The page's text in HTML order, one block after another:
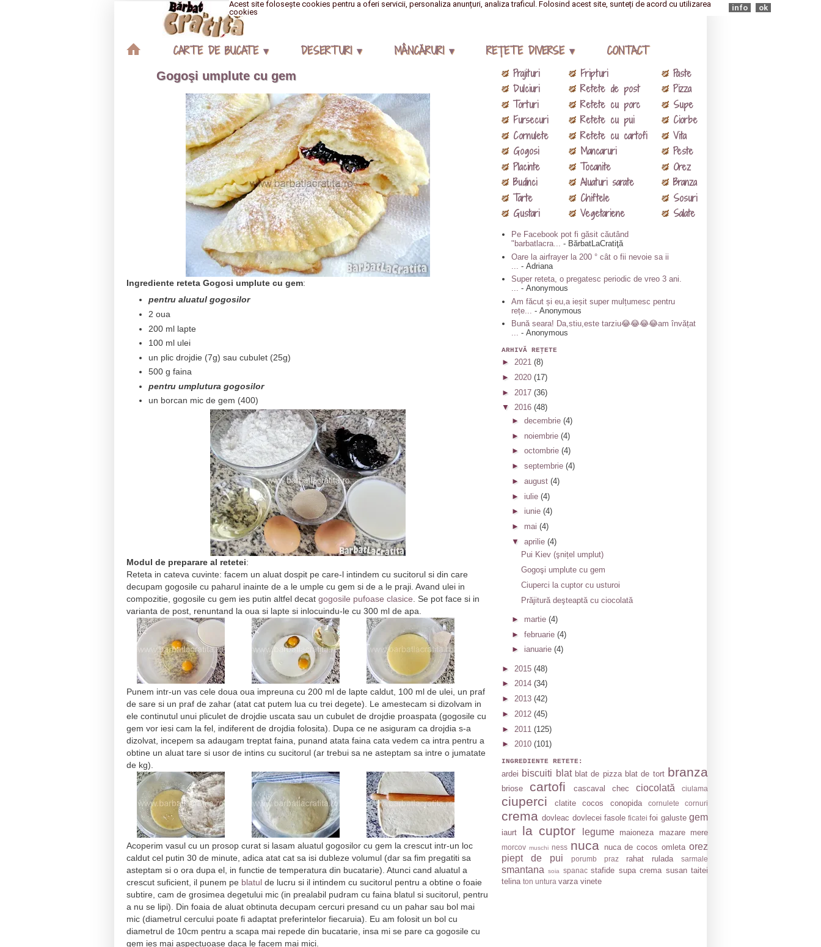
CARTE DE BUCATE ▾ DESERTURI ▾ MÂNCĂRURI ▾ REŢETE DIVERSE ▾ CONTACT
Gogoşi umplute cu gem
Ingrediente reteta Gogosi umplute cu gem:
pentru aluatul gogosilor
2 oua
200 ml lapte
100 ml ulei
un plic drojdie (7g) sau cubulet (25g)
500 g faina
pentru umplutura gogosilor
un borcan mic de gem (400)
Modul de preparare al retetei:
Reteta in cateva cuvinte: facem un aluat dospit pe care-l intindem cu sucitorul si din care
decupam gogosile cu paharul inainte de a le umple cu gem si de a le praji. Avand ulei in
compozitie, gogosile cu gem ies putin altfel decat gogosile pufoase clasice. Se pot face si in
varianta de post, renuntand la oua si lapte si inlocuindu-le cu 300 ml de apa.
Punem intr-un vas cele doua oua impreuna cu 200 ml de lapte caldut, 100 ml de ulei, un praf
de sare si un praf de zahar (atat cat putem lua cu trei degete). Le amestecam si dizolvam in
ele continutul unui pliculet de drojdie uscata sau un cubulet de drojdie proaspata (gogosile cu
gem vor iesi cam la fel, indiferent de drojdia folosita). Dupa ce ne asiguram ca drojdia s-a
dizolvat, incepem sa adaugam treptat faina, punand atata faina cata vedem ca intra pentru a
obtine un aluat tare si usor de intins cu sucitorul (ar trebui sa ne asteptam sa intre o jumatate
de kg).
Acoperim vasul cu un prosop curat si lasam aluatul gogosilor cu gem la crescut intr-un loc
caldut cel putin 30 de minute, adica atat cat sa isi dubleze volumul (dar sa fim pregatiti sa
asteptam si o ora dupa el, in functie de temperatura din bucatarie). Atunci cand aluatul a
crescut suficient, il punem pe blatul de lucru si il intindem cu sucitorul pentru a obtine o foaie
subtire, cam de grosimea degetului mic (in prealabil pudram cu faina blatul si sucitorul, pentru
a nu se lipi). Din foaia de aluat obtinuta decupam cercuri presand cu un pahar sau bol mai
mic (diametrul cercului poate fi adaptat preferintelor fiecaruia). Eu am folosit un bol cu
diametrul de 10cm pentru a scapa mai repede din bucatarie, insa mi se pare ca gogosile cu
gem ies mai aspectuoase daca le facem mai mici.
Prajituri
Dulciuri
Torturi
Fursecuri
Cornulete
Gogosi
Placinte
Budinci
Tarte
Gustari
Fripturi
Retete de post
Retete cu porc
Retete cu pui
Retete cu cartofi
Mancaruri
Tocanite
Aluaturi sarate
Chiftele
Vegetariene
Paste
Pizza
Supe
Ciorbe
Vita
Peste
Orez
Branza
Sosuri
Salate
Pe Facebook pot fi găsit căutând
"barbatlacra... - BărbatLaCratiţă
Oare la airfrayer la 200 ° cât o fii nevoie sa ii
- Adriana
Super reteta, o pregatesc periodic de vreo 3 ani.
... - Anonymous
Am făcut și eu,a ieșit super mulțumesc pentru
rețe...
- Anonymous
Bună seara! Da,stiu,este tarziu😂😂😂😂am învățat
... - Anonymous
ARHIVĂ REŢETE
► 2021 (8)
► 2020 (17)
► 2017 (36)
▼ 2016 (48)
► decembrie (4)
► noiembrie (4)
► octombrie (4)
► septembrie (4)
► august (4)
► iulie (4)
► iunie (4)
► mai (4)
▼ aprilie (4)
Pui Kiev (şnițel umplut)
Gogoşi umplute cu gem
Ciuperci la cuptor cu usturoi
Prăjitură deşteaptă cu ciocolată
► martie (4)
► februarie (4)
► ianuarie (4)
► 2015 (48)
► 2014 (34)
► 2013 (42)
► 2012 (45)
► 2011 (125)
► 2010 (101)
INGREDIENTE RETETE:
ardei biscuiti blat blat de pizza blat de tort branza
briose cartofi cascaval chec ciocolată ciulama
ciuperci clatite cocos conopida cornulete cornuri
crema dovleac dovlecei fasole ficatei foi galuste gem
iaurt la cuptor legume maioneza mazare mere
morcov muschi ness nuca nuca de cocos omleta orez
piept de pui
porumb praz rahat rulada sarmale
smantana soia spanac stafide supa crema susan taitei
telina ton untura varza vinete
Acest site folosește cookies pentru a oferi servicii, personaliza anunțuri, analiza traficul. Folosind acest site, sunteți de acord cu utilizarea
cookies
info ok